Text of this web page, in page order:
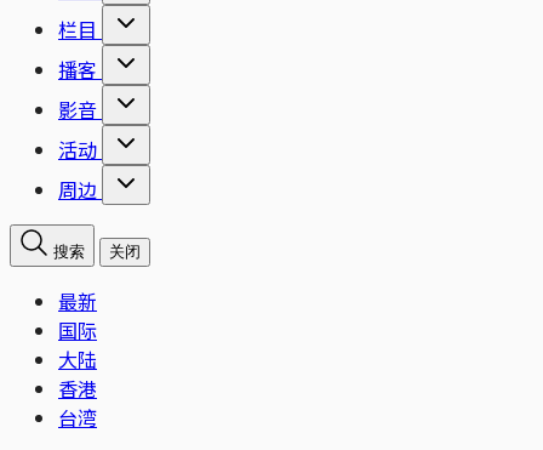
栏目
播客
影音
活动
周边
搜索 关闭
最新
国际
大陆
香港
台湾